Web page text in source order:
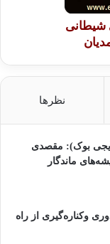
شیطانی
نظرها
بوک): مقصدی
ماندگار
وکناره‌گیری از راه